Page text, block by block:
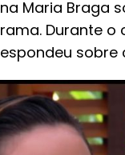
Maria
Durante